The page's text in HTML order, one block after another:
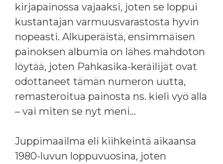
kirjapainossa vajaaksi, joten se loppui
kustantajan varmuusvarastosta hyvin
nopeasti. Alkuperäistä, ensimmäisen
painoksen albumia on lähes mahdoton
löytää, joten Pahkasika-keräilijät ovat
odottaneet tämän numeron uutta,
remasteroitua painosta ns. kieli vyö alla
– vai miten se nyt meni…
Juppimaailma eli kiihkeintä aikaansa
1980-luvun loppuvuosina, joten